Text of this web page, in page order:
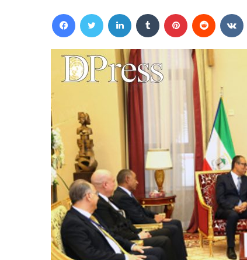
courriel
FacebookTwitter Linkedin Tumblr Pinterest Reddit